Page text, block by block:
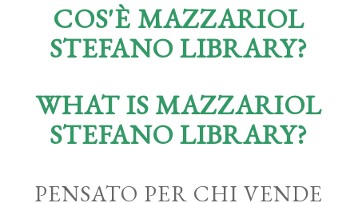
COS'È MAZZARIOL
STEFANO LIBRARY?
WHAT IS MAZZARIOL
STEFANO LIBRARY?
PENSATO PER CHI VENDE